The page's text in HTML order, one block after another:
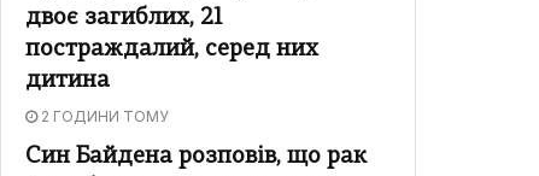
двоє загиблих, 21
постраждалий, серед них
дитина
2 ГОДИНИ ТОМУ
Син Байдена розповів, що рак